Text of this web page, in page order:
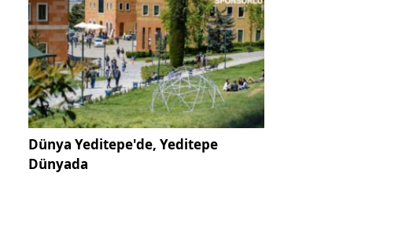
Dünya Yeditepe'de, Yeditepe
Dünyada